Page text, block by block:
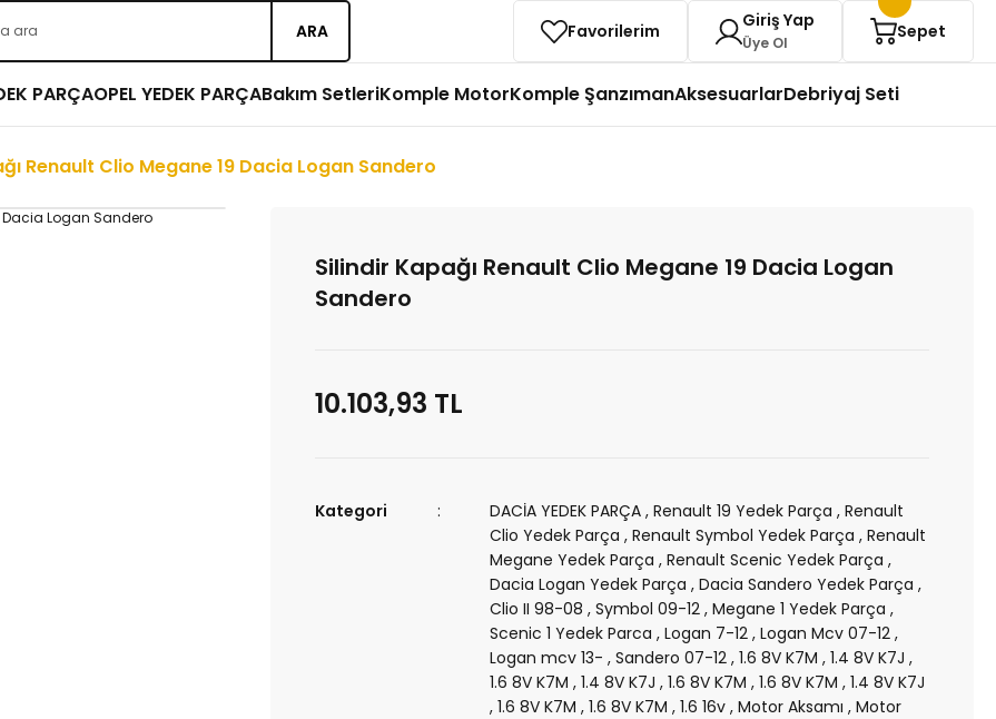
ARA Favorilerim Giriş Yap
Üye Ol
Sepet
PARÇAOPEL YEDEK PARÇABakım SetleriKomple MotorKomple ŞanzımanAksesuarlarDebriyaj Seti
Renault Clio Megane 19 Dacia Logan Sandero
Silindir Kapağı Renault Clio Megane 19 Dacia Logan
Sandero
10.103,93 TL
Kategori DACİA YEDEK PARÇA ,Renault 19 Yedek Parça ,Renault
Clio Yedek Parça ,Renault Symbol Yedek Parça ,Renault
Megane Yedek Parça ,Renault Scenic Yedek Parça ,
Dacia Logan Yedek Parça ,Dacia Sandero Yedek Parça ,
Clio II 98-08 ,Symbol 09-12 ,Megane 1 Yedek Parça ,
Scenic 1 Yedek Parca ,Logan 7-12 ,Logan Mcv 07-12 ,
Logan mcv 13- ,Sandero 07-12 ,1.6 8V K7M ,1.4 8V K7J ,
1.6 8V K7M ,1.4 8V K7J ,1.6 8V K7M ,1.6 8V K7M ,1.4 8V K7J
,1.6 8V K7M ,1.6 8V K7M ,1.6 16v ,Motor Aksamı ,Motor